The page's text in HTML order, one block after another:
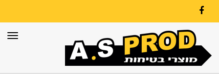
Facebook